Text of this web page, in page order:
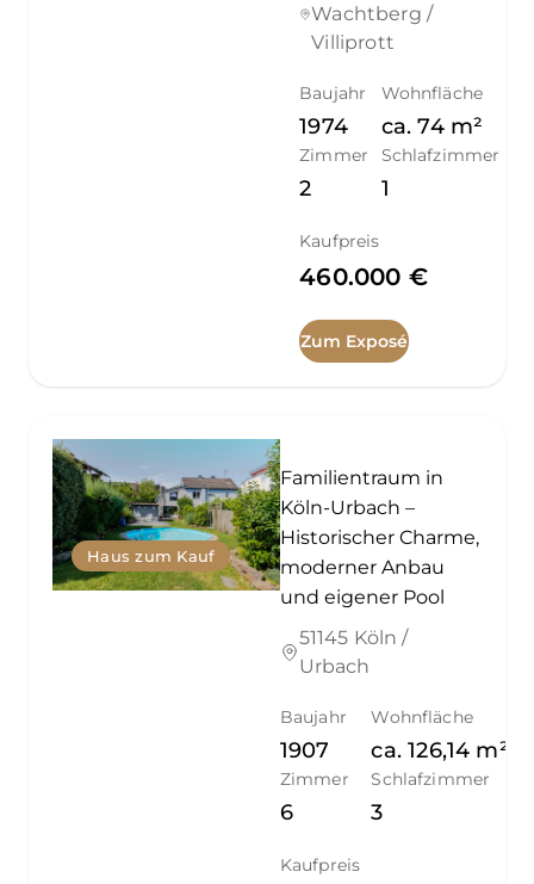
Wachtberg /
Villiprott
Baujahr
1974
Wohnfläche
ca. 74 m²
Zimmer
2
Schlafzimmer
1
Kaufpreis
460.000 €
Zum Exposé
Haus zum Kauf
Familientraum in
Köln-Urbach –
Historischer Charme,
moderner Anbau
und eigener Pool
51145 Köln /
Urbach
Baujahr
1907
Wohnfläche
ca. 126,14 m²
Zimmer
6
Schlafzimmer
3
Kaufpreis